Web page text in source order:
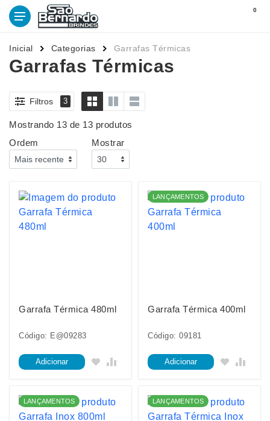
0
Inicial Categorias Garrafas Térmicas
Garrafas Térmicas
Filtros 3
Mostrando 13 de 13 produtos
Ordem
Mostrar
Garrafa Térmica 480ml
Código: E@09283
Adicionar
LANÇAMENTOS
Garrafa Térmica 400ml
Código: 09181
Adicionar
LANÇAMENTOS LANÇAMENTOS